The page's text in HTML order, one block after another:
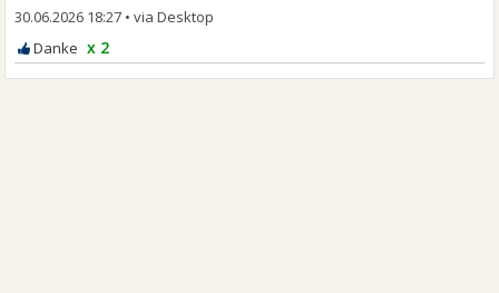
30.06.2026 18:27 •
x 2